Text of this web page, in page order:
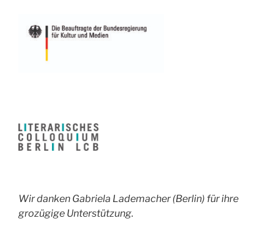
Wir danken Gabriela Lademacher (Berlin) für ihre
grozügige Unterstützung.